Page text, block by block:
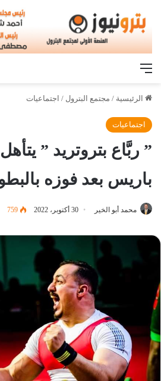
القائمة
الرئيسية / مجتمع البترول / اجتماعيات
اجتماعيات
” ربَّاع بتروتريد ” يتأهل
باريس بعد فوزه
محمد أبو الخير 30 أكتوبر، 2022 759